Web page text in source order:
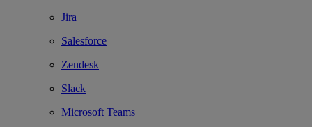
Jira
Salesforce
Zendesk
Slack
Microsoft Teams